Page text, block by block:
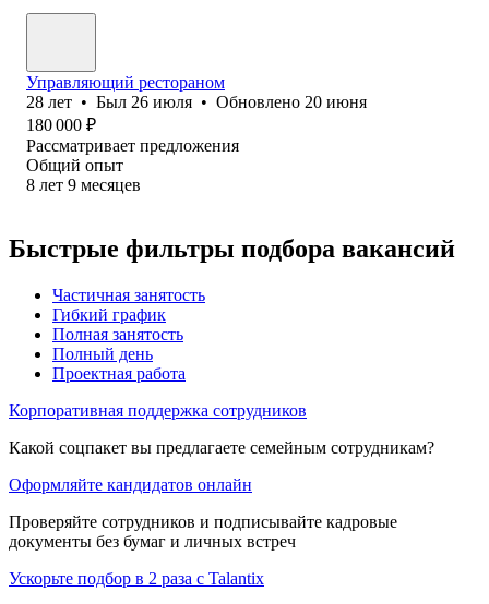
Управляющий рестораном
28 лет • Был 26 июля • Обновлено 20 июня
180 000 ₽
Рассматривает предложения
Общий опыт
8 лет 9 месяцев
Быстрые фильтры подбора вакансий
Частичная занятость
Гибкий график
Полная занятость
Полный день
Проектная работа
Корпоративная поддержка сотрудников
Какой соцпакет вы предлагаете семейным сотрудникам?
Оформляйте кандидатов онлайн
Проверяйте сотрудников и подписывайте кадровые
документы без бумаг и личных встреч
Ускорьте подбор в 2 раза с Talantix